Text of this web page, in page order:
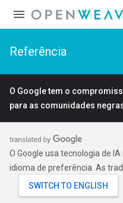
Referência
O Google tem o
para as comunidades
O Google usa tecnologia de
idioma de preferência. As